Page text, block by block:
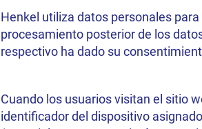
Henkel utiliza datos personales
procesamiento posterior de los
respectivo ha dado su
Cuando los usuarios visitan el sitio
identificador del dispositivo